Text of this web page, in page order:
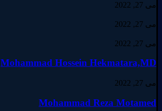
می 27, 2022
می 27, 2022
می 27, 2022
Mohammad Hossein Hekmatara,MD
می 27, 2022
Mohammad Reza Motamed